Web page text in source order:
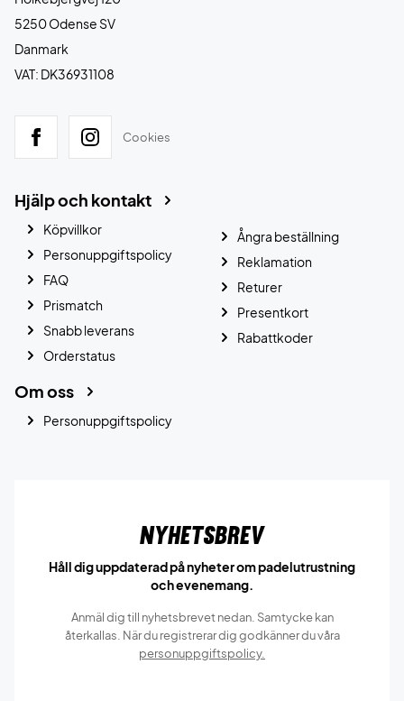
5250 Odense SV
Danmark
VAT: DK36931108
Cookies
Hjälp och kontakt
Köpvillkor
Personuppgiftspolicy
FAQ
Prismatch
Snabb leverans
Orderstatus
Ångra beställning
Reklamation
Returer
Presentkort
Rabattkoder
Om oss
Personuppgiftspolicy
Nyhetsbrev
Håll dig uppdaterad på nyheter om padelutrustning
och evenemang.
Anmäl dig till nyhetsbrevet nedan. Samtycke kan
återkallas. När du registrerar dig godkänner du våra
personuppgiftspolicy.